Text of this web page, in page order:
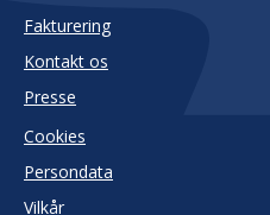
Fakturering
Kontakt os
Presse
Cookies
Persondata
Vilkår